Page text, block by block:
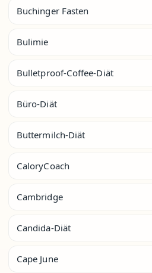
Buchinger Fasten
Bulimie
Bulletproof-Coffee-Diät
Büro-Diät
Buttermilch-Diät
CaloryCoach
Cambridge
Candida-Diät
Cape June